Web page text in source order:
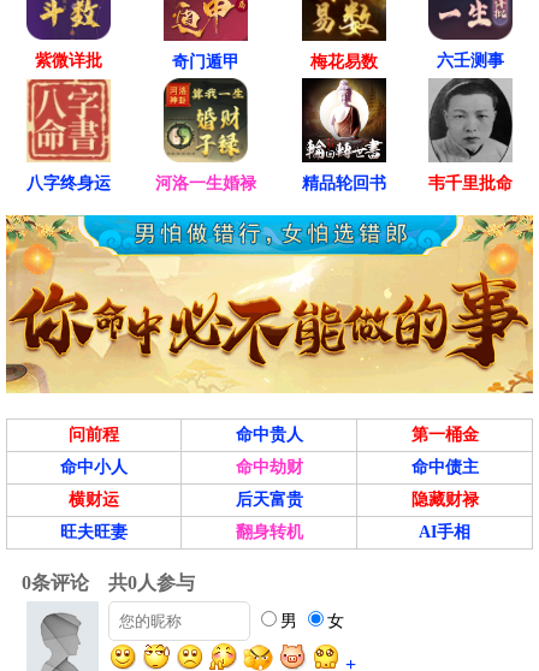
紫微详批 奇门遁甲 梅花易数 六壬测事
八字终身运 河洛一生婚禄 精品轮回书 韦千里批命
问前程 命中贵人
第一桶金
命中小人
命中劫财
命中债主
横财运
后天富贵
隐藏财禄
旺夫旺妻
翻身转机 AI手相